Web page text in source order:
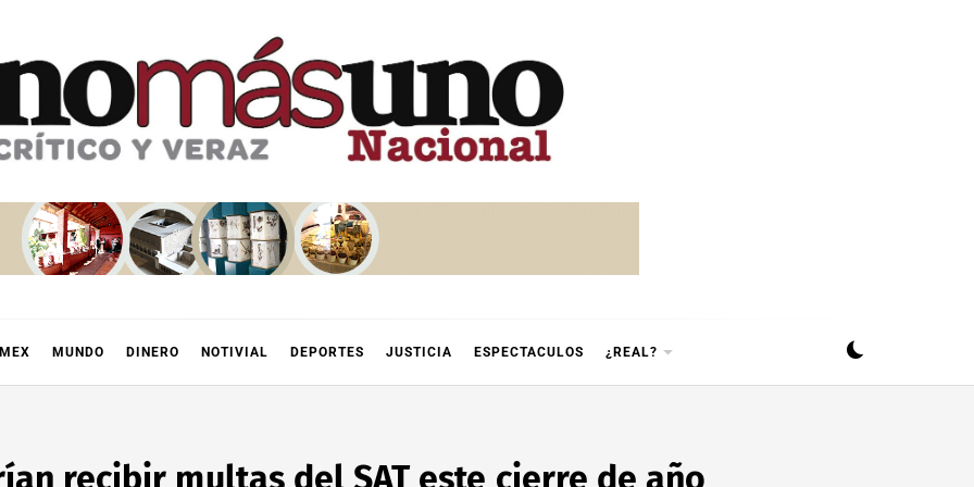
MUNDO DINERO NOTIVIAL DEPORTES JUSTICIA ESPECTACULOS ¿REAL?
recibir multas del SAT este cierre de año